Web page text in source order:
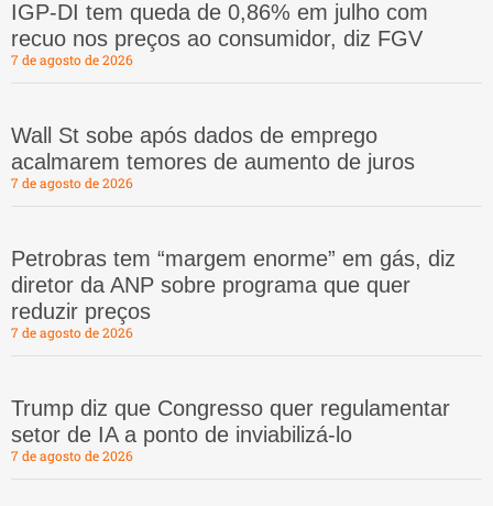
IGP-DI tem queda de 0,86% em julho com
recuo nos preços ao consumidor, diz FGV
7 de agosto de 2026
Wall St sobe após dados de emprego
acalmarem temores de aumento de juros
7 de agosto de 2026
Petrobras tem “margem enorme” em gás, diz
diretor da ANP sobre programa que quer
reduzir preços
7 de agosto de 2026
Trump diz que Congresso quer regulamentar
setor de IA a ponto de inviabilizá-lo
7 de agosto de 2026